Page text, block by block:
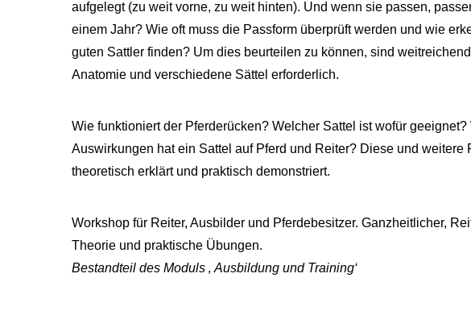
aufgelegt (zu weit vorne, zu weit hinten). Und wenn sie passen,
einem Jahr? Wie oft muss die Passform überprüft werden und wie
guten Sattler finden? Um dies beurteilen zu können, sind
Anatomie und verschiedene Sättel erforderlich.
Wie funktioniert der Pferderücken? Welcher Sattel ist wofür
Auswirkungen hat ein Sattel auf Pferd und Reiter? Diese und weitere
theoretisch erklärt und praktisch demonstriert.
Workshop für Reiter, Ausbilder und Pferdebesitzer. Ganzheitlicher,
Theorie und praktische Übungen.
Bestandteil des Moduls ‚ Ausbildung und Training‘